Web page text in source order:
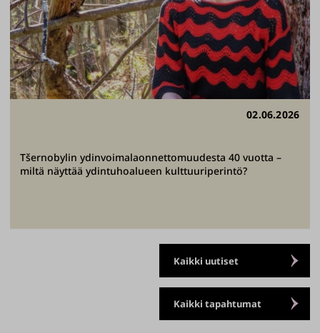
02.06.2026
Tšernobylin ydinvoimalaonnettomuudesta 40 vuotta –
miltä näyttää ydintuhoalueen kulttuuriperintö?
Kaikki uutiset
Kaikki tapahtumat